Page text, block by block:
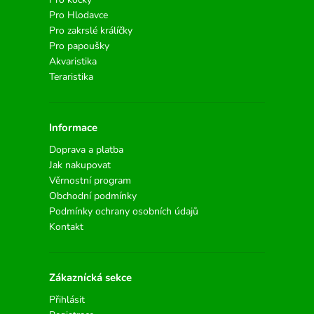
Pro Hlodavce
Pro zakrslé králíčky
Pro papoušky
Akvaristika
Teraristika
Informace
Doprava a platba
Jak nakupovat
Věrnostní program
Obchodní podmínky
Podmínky ochrany osobních údajů
Kontakt
Zákaznícká sekce
Přihlásit